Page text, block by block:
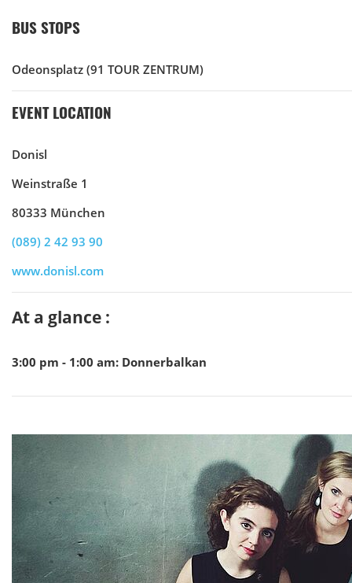
BUS STOPS
Odeonsplatz (91 TOUR ZENTRUM)
EVENT LOCATION
Donisl
Weinstraße 1
80333 München
(089) 2 42 93 90
www.donisl.com
At a glance :
3:00 pm - 1:00 am: Donnerbalkan